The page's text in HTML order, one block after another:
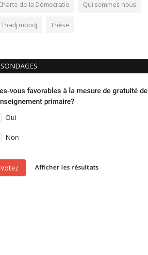
de la Démocratie Qui sommes nous
hadj mbodj Thèse
SONDAGES
vous favorables à la mesure de gratuité de
primaire?
Oui
Non
Votez Afficher les résultats